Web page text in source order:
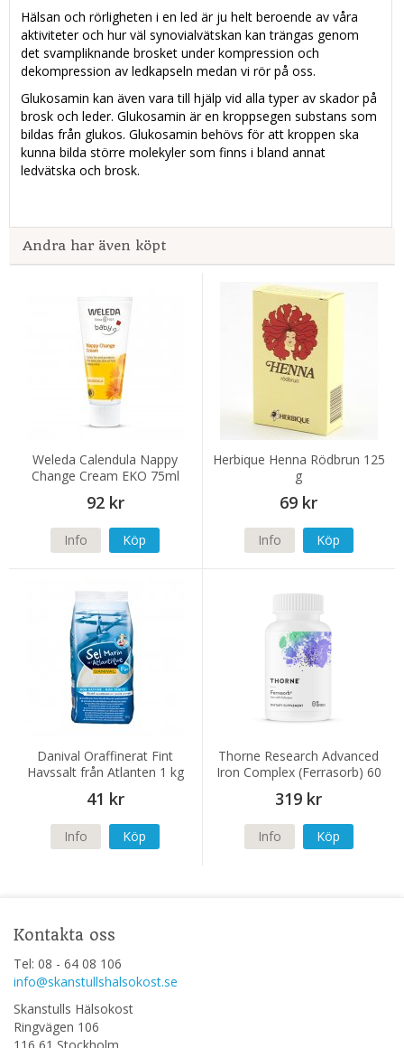
Hälsan och rörligheten i en led är ju helt beroende av våra
aktiviteter och hur väl synovialvätskan kan trängas genom
det svampliknande brosket under kompression och
dekompression av ledkapseln medan vi rör på oss.
Glukosamin kan även vara till hjälp vid alla typer av skador på
brosk och leder. Glukosamin är en kroppsegen substans som
bildas från glukos. Glukosamin behövs för att kroppen ska
kunna bilda större molekyler som finns i bland annat
ledvätska och brosk.
Andra har även köpt
Weleda Calendula Nappy
Change Cream EKO 75ml
92 kr
Info Köp
Herbique Henna Rödbrun 125
g
69 kr
Info Köp
Danival Oraffinerat Fint
Havssalt från Atlanten 1 kg
41 kr
Info Köp
Thorne Research Advanced
Iron Complex (Ferrasorb) 60
kapslar
319 kr
Info Köp
Kontakta oss
Tel: 08 - 64 08 106
info@skanstullshalsokost.se
Skanstulls Hälsokost
Ringvägen 106